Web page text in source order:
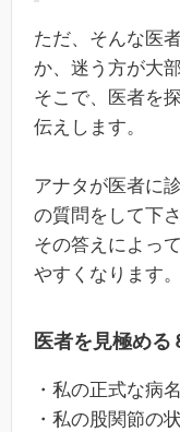
ただ、そんな医
か、迷う方が大
そこで、医者を
伝えします。
アナタが医者に
の質問をして下さ
その答えによっ
やすくなります。
医者を見極める
・私の正式な病
・私の股関節の